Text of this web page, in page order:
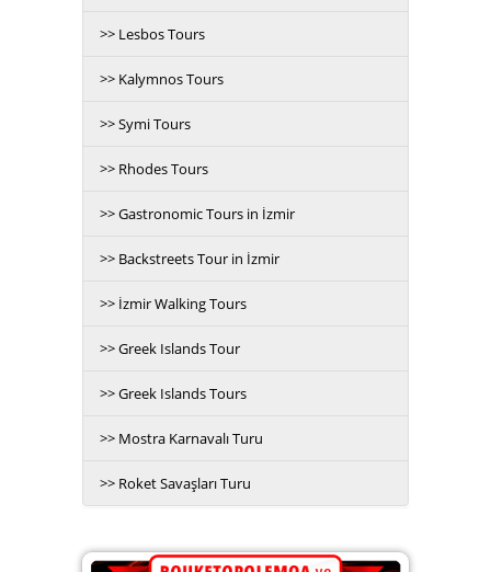
>> Lesbos Tours
>> Kalymnos Tours
>> Symi Tours
>> Rhodes Tours
>> Gastronomic Tours in İzmir
>> Backstreets Tour in İzmir
>> İzmir Walking Tours
>> Greek Islands Tour
>> Greek Islands Tours
>> Mostra Karnavalı Turu
>> Roket Savaşları Turu